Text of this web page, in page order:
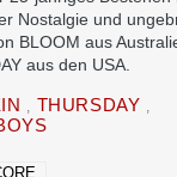
Nostalgie und
BLOOM aus
aus den USA.
THURSDAY